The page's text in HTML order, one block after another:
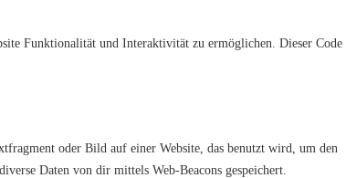
Funktionalität und Interaktivität zu ermöglichen. Dieser Code
oder Bild auf einer Website, das benutzt wird, um den
Daten von dir mittels Web-Beacons gespeichert.